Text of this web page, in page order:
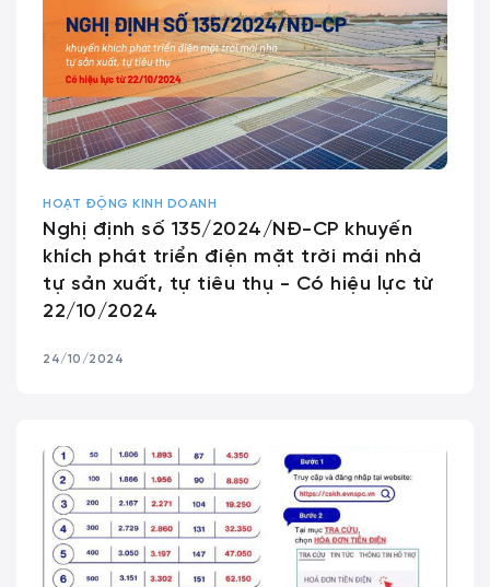
HOẠT ĐỘNG KINH DOANH
Nghị định số 135/2024/NĐ-CP khuyến
khích phát triển điện mặt trời mái nhà
tự sản xuất, tự tiêu thụ - Có hiệu lực từ
22/10/2024
24/10/2024